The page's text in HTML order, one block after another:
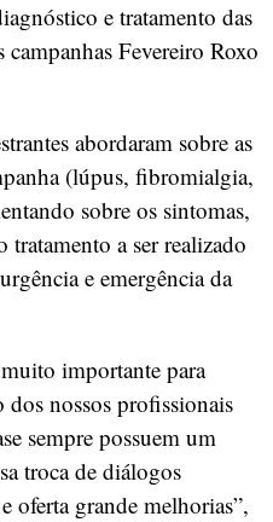
e tratamento das
campanhas Fevereiro Roxo
abordaram sobre as
(lúpus, fibromialgia,
sobre os sintomas,
tratamento a ser realizado
e emergência da
importante para
nossos profissionais
sempre possuem um
troca de diálogos
oferta grande melhorias”,